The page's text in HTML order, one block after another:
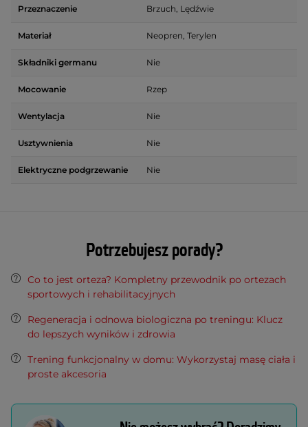
Przeznaczenie Brzuch, Lędźwie
Materiał Neopren, Terylen
Składniki germanu Nie
Mocowanie Rzep
Wentylacja Nie
Usztywnienia Nie
Elektryczne podgrzewanie Nie
Potrzebujesz porady?
Co to jest orteza? Kompletny przewodnik po ortezach
sportowych i rehabilitacyjnych
Regeneracja i odnowa biologiczna po treningu: Klucz
do lepszych wyników i zdrowia
Trening funkcjonalny w domu: Wykorzystaj masę ciała i
proste akcesoria